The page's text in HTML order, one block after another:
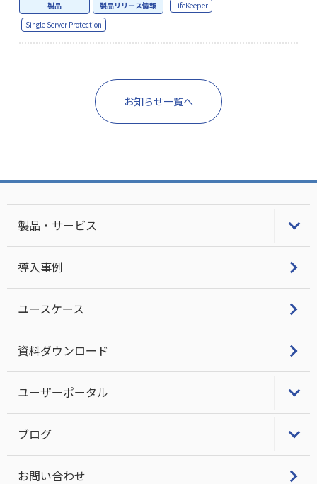
製品 製品リリース情報
LifeKeeper
Single Server Protection
お知らせ一覧へ
製品・サービス
LINBITクラスタスタック・サポート
導入事例
ユースケース
資料ダウンロード
ユーザーポータル
ブログ
お問い合わせ